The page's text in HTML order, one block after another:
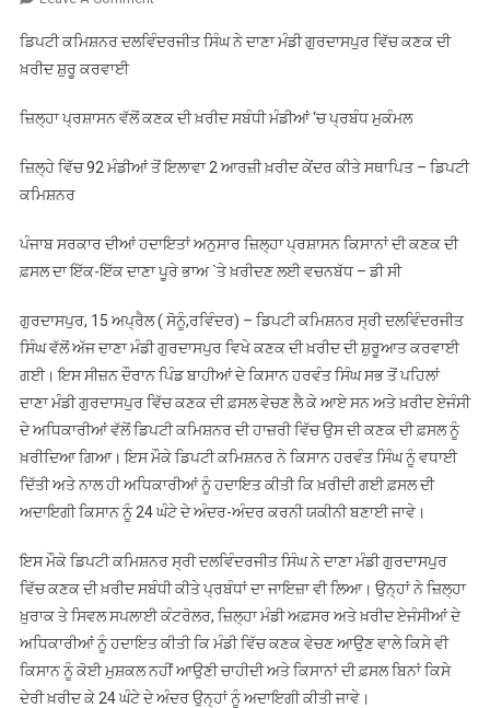
ਕਮਿਸ਼ਨਰ
ਨੇ
ਮੰਡੀ
ਕਣਕ
ਦੀ
ਸ਼ੁਰੂ
ਕਰਵਾਈ
ਡਿਪਟੀ ਕਮਿਸ਼ਨਰ ਦਲਵਿੰਦਰਜੀਤ ਸਿੰਘ ਨੇ ਦਾਣਾ ਮੰਡੀ ਗੁਰਦਾਸਪੁਰ ਵਿੱਚ ਕਣਕ ਦੀ
ਖ਼ਰੀਦ ਸ਼ੁਰੂ ਕਰਵਾਈ
ਜ਼ਿਲ੍ਹਾ ਪ੍ਰਸ਼ਾਸਨ ਵੱਲੋਂ ਕਣਕ ਦੀ ਖ਼ਰੀਦ ਸਬੰਧੀ ਮੰਡੀਆਂ ‘ਚ ਪ੍ਰਬੰਧ ਮੁਕੰਮਲ
ਜ਼ਿਲ੍ਹੇ ਵਿੱਚ 92 ਮੰਡੀਆਂ ਤੋਂ ਇਲਾਵਾ 2 ਆਰਜ਼ੀ ਖ਼ਰੀਦ ਕੇਂਦਰ ਕੀਤੇ ਸਥਾਪਿਤ – ਡਿਪਟੀ
ਕਮਿਸ਼ਨਰ
ਪੰਜਾਬ ਸਰਕਾਰ ਦੀਆਂ ਹਦਾਇਤਾਂ ਅਨੁਸਾਰ ਜ਼ਿਲ੍ਹਾ ਪ੍ਰਸ਼ਾਸਨ ਕਿਸਾਨਾਂ ਦੀ ਕਣਕ ਦੀ
ਫ਼ਸਲ ਦਾ ਇੱਕ-ਇੱਕ ਦਾਣਾ ਪੂਰੇ ਭਾਅ `ਤੇ ਖ਼ਰੀਦਣ ਲਈ ਵਚਨਬੱਧ – ਡੀ ਸੀ
ਗੁਰਦਾਸਪੁਰ, 15 ਅਪ੍ਰੈਲ ( ਸੋਨੂੰ,ਰਵਿੰਦਰ) – ਡਿਪਟੀ ਕਮਿਸ਼ਨਰ ਸ੍ਰੀ ਦਲਵਿੰਦਰਜੀਤ
ਸਿੰਘ ਵੱਲੋਂ ਅੱਜ ਦਾਣਾ ਮੰਡੀ ਗੁਰਦਾਸਪੁਰ ਵਿਖੇ ਕਣਕ ਦੀ ਖ਼ਰੀਦ ਦੀ ਸ਼ੁਰੂਆਤ ਕਰਵਾਈ
ਗਈ। ਇਸ ਸੀਜ਼ਨ ਦੌਰਾਨ ਪਿੰਡ ਬਾਹੀਆਂ ਦੇ ਕਿਸਾਨ ਹਰਵੰਤ ਸਿੰਘ ਸਭ ਤੋਂ ਪਹਿਲਾਂ
ਦਾਣਾ ਮੰਡੀ ਗੁਰਦਾਸਪੁਰ ਵਿੱਚ ਕਣਕ ਦੀ ਫ਼ਸਲ ਵੇਚਣ ਲੈ ਕੇ ਆਏ ਸਨ ਅਤੇ ਖ਼ਰੀਦ ਏਜੰਸੀ
ਦੇ ਅਧਿਕਾਰੀਆਂ ਵੱਲੋਂ ਡਿਪਟੀ ਕਮਿਸ਼ਨਰ ਦੀ ਹਾਜ਼ਰੀ ਵਿੱਚ ਉਸ ਦੀ ਕਣਕ ਦੀ ਫ਼ਸਲ ਨੂੰ
ਖ਼ਰੀਦਿਆ ਗਿਆ। ਇਸ ਮੌਕੇ ਡਿਪਟੀ ਕਮਿਸ਼ਨਰ ਨੇ ਕਿਸਾਨ ਹਰਵੰਤ ਸਿੰਘ ਨੂੰ ਵਧਾਈ
ਦਿੱਤੀ ਅਤੇ ਨਾਲ ਹੀ ਅਧਿਕਾਰੀਆਂ ਨੂੰ ਹਦਾਇਤ ਕੀਤੀ ਕਿ ਖ਼ਰੀਦੀ ਗਈ ਫ਼ਸਲ ਦੀ
ਅਦਾਇਗੀ ਕਿਸਾਨ ਨੂੰ 24 ਘੰਟੇ ਦੇ ਅੰਦਰ-ਅੰਦਰ ਕਰਨੀ ਯਕੀਨੀ ਬਣਾਈ ਜਾਵੇ।
ਇਸ ਮੌਕੇ ‌ਡਿਪਟੀ ਕਮਿਸ਼ਨਰ ਸ੍ਰੀ ਦਲਵਿੰਦਰਜੀਤ ਸਿੰਘ ਨੇ ਦਾਣਾ ਮੰਡੀ ਗੁਰਦਾਸਪੁਰ
ਵਿੱਚ ਕਣਕ ਦੀ ਖ਼ਰੀਦ ਸਬੰਧੀ ਕੀਤੇ ਪ੍ਰਬੰਧਾਂ ਦਾ ਜਾਇਜ਼ਾ ਵੀ ਲਿਆ। ਉਨ੍ਹਾਂ ਨੇ ਜ਼ਿਲ੍ਹਾ
ਖ਼ੁਰਾਕ ਤੇ ਸਿਵਲ ਸਪਲਾਈ ਕੰਟਰੋਲਰ, ਜ਼ਿਲ੍ਹਾ ਮੰਡੀ ਅਫ਼ਸਰ ਅਤੇ ਖ਼ਰੀਦ ਏਜੰਸੀਆਂ ਦੇ
ਅਧਿਕਾਰੀਆਂ ਨੂੰ ਹਦਾਇਤ ਕੀਤੀ ਕਿ ਮੰਡੀ ਵਿੱਚ ਕਣਕ ਵੇਚਣ ਆਉਣ ਵਾਲੇ ਕਿਸੇ ਵੀ
ਕਿਸਾਨ ਨੂੰ ਕੋਈ ਮੁਸ਼ਕਲ ਨਹੀਂ ਆਉਣੀ ਚਾਹੀਦੀ ਅਤੇ ਕਿਸਾਨਾਂ ਦੀ ਫ਼ਸਲ ਬਿਨਾਂ ਕਿਸੇ
ਦੇਰੀ ਖ਼ਰੀਦ ਕੇ 24 ਘੰਟੇ ਦੇ ਅੰਦਰ ਉਨ੍ਹਾਂ ਨੂੰ ਅਦਾਇਗੀ ਕੀਤੀ ਜਾਵੇ।